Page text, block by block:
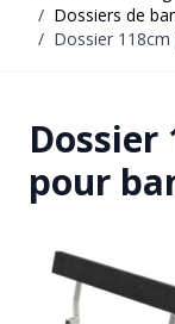
/ Dossiers de
/ Dossier
Dossier
pour